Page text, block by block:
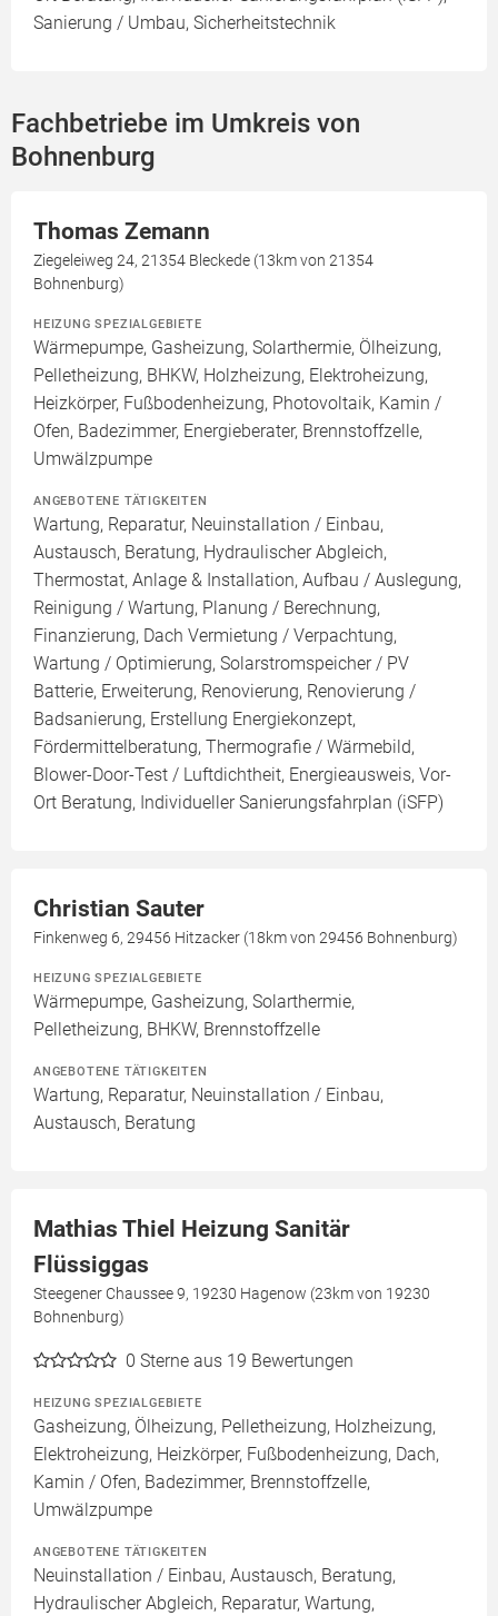
Sanierung / Umbau, Sicherheitstechnik
Fachbetriebe im Umkreis von
Bohnenburg
Thomas Zemann
Ziegeleiweg 24, 21354 Bleckede (13km von 21354
Bohnenburg)
HEIZUNG SPEZIALGEBIETE
Wärmepumpe, Gasheizung, Solarthermie, Ölheizung,
Pelletheizung, BHKW, Holzheizung, Elektroheizung,
Heizkörper, Fußbodenheizung, Photovoltaik, Kamin /
Ofen, Badezimmer, Energieberater, Brennstoffzelle,
Umwälzpumpe
ANGEBOTENE TÄTIGKEITEN
Wartung, Reparatur, Neuinstallation / Einbau,
Austausch, Beratung, Hydraulischer Abgleich,
Thermostat, Anlage & Installation, Aufbau / Auslegung,
Reinigung / Wartung, Planung / Berechnung,
Finanzierung, Dach Vermietung / Verpachtung,
Wartung / Optimierung, Solarstromspeicher / PV
Batterie, Erweiterung, Renovierung, Renovierung /
Badsanierung, Erstellung Energiekonzept,
Fördermittelberatung, Thermografie / Wärmebild,
Blower-Door-Test / Luftdichtheit, Energieausweis, Vor-
Ort Beratung, Individueller Sanierungsfahrplan (iSFP)
Christian Sauter
Finkenweg 6, 29456 Hitzacker (18km von 29456 Bohnenburg)
HEIZUNG SPEZIALGEBIETE
Wärmepumpe, Gasheizung, Solarthermie,
Pelletheizung, BHKW, Brennstoffzelle
ANGEBOTENE TÄTIGKEITEN
Wartung, Reparatur, Neuinstallation / Einbau,
Austausch, Beratung
Mathias Thiel Heizung Sanitär
Flüssiggas
Steegener Chaussee 9, 19230 Hagenow (23km von 19230
Bohnenburg)
0 Sterne aus 19 Bewertungen
HEIZUNG SPEZIALGEBIETE
Gasheizung, Ölheizung, Pelletheizung, Holzheizung,
Elektroheizung, Heizkörper, Fußbodenheizung, Dach,
Kamin / Ofen, Badezimmer, Brennstoffzelle,
Umwälzpumpe
ANGEBOTENE TÄTIGKEITEN
Neuinstallation / Einbau, Austausch, Beratung,
Hydraulischer Abgleich, Reparatur, Wartung,